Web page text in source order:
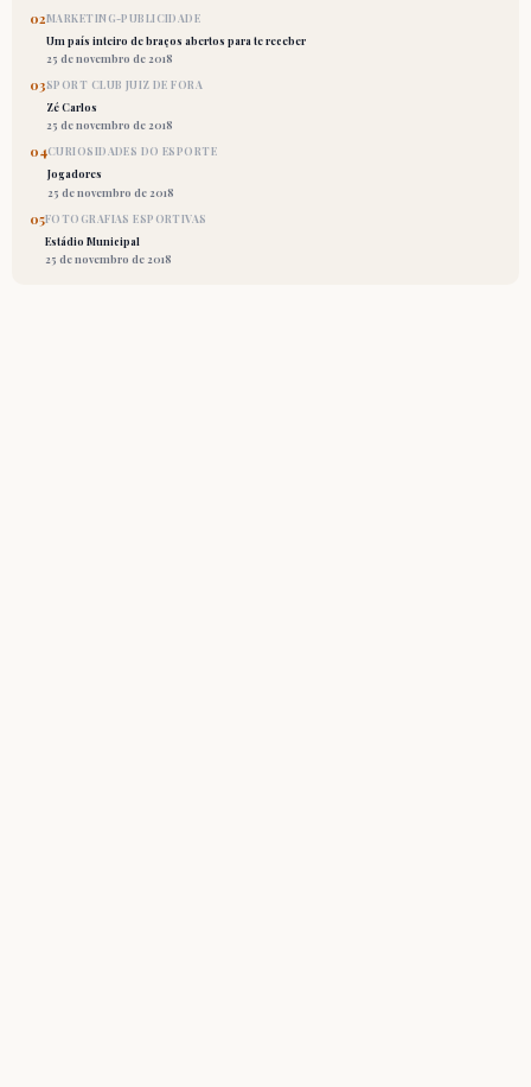
02MARKETING-PUBLICIDADE
Um país inteiro de braços abertos para te receber
25 de novembro de 2018
03SPORT CLUB JUIZ DE FORA
Zé Carlos
25 de novembro de 2018
04CURIOSIDADES DO ESPORTE
Jogadores
25 de novembro de 2018
05FOTOGRAFIAS ESPORTIVAS
Estádio Municipal
25 de novembro de 2018